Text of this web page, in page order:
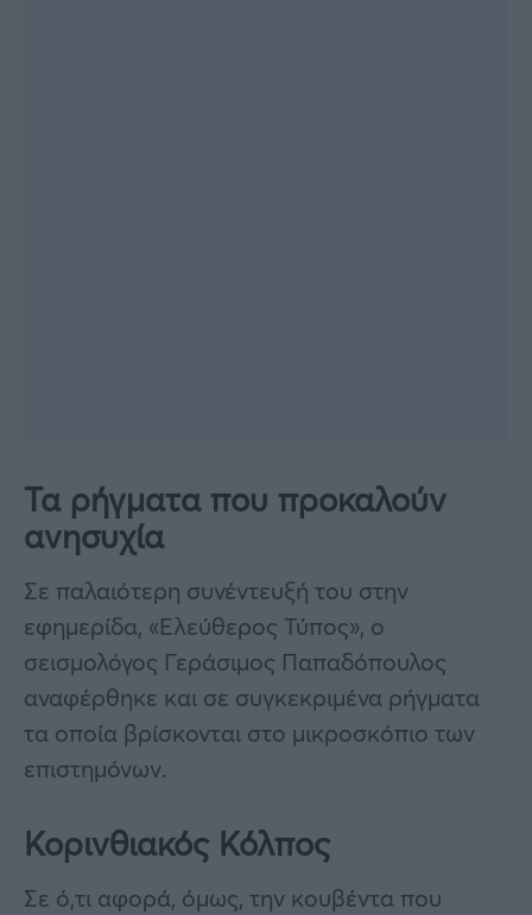
Τα ρήγματα που προκαλούν
ανησυχία
Σε παλαιότερη συνέντευξή του στην
εφημερίδα, «Ελεύθερος Τύπος», ο
σεισμολόγος Γεράσιμος Παπαδόπουλος
αναφέρθηκε και σε συγκεκριμένα ρήγματα
τα οποία βρίσκονται στο μικροσκόπιο των
επιστημόνων.
Κορινθιακός Κόλπος
Σε ό,τι αφορά, όμως, την κουβέντα που